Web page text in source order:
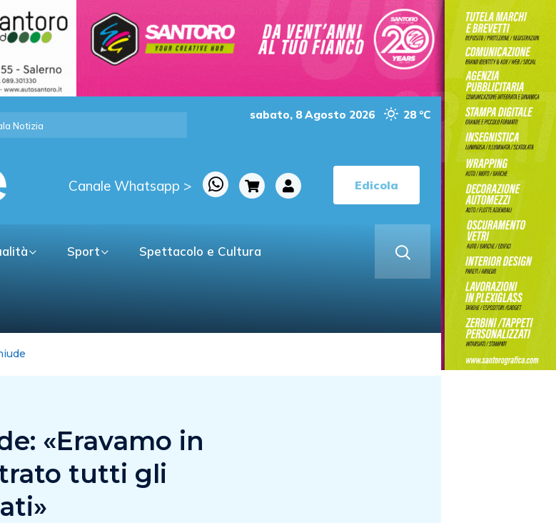
Notizia
sabato, 8 Agosto 2026 28 °C
Canale Whatsapp > Edicola
Sport Spettacolo e Cultura
non chiude la vicenda
«Eravamo in
tutti gli